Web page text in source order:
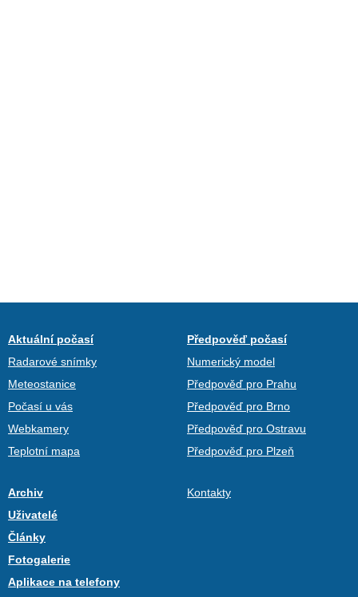
Aktuální počasí
Radarové snímky
Meteostanice
Počasí u vás
Webkamery
Teplotní mapa
Předpověď počasí
Numerický model
Předpověď pro Prahu
Předpověď pro Brno
Předpověď pro Ostravu
Předpověď pro Plzeň
Archiv
Uživatelé
Články
Fotogalerie
Aplikace na telefony
Kontakty